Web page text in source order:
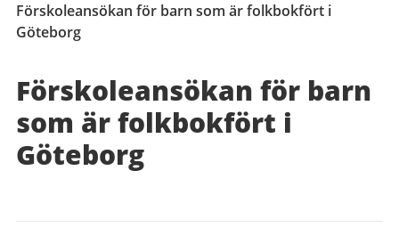
Förskoleansökan för barn som är folkbokfört i
Göteborg
Förskoleansökan för barn
som är folkbokfört i
Göteborg